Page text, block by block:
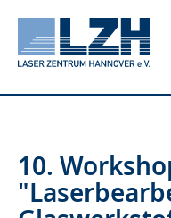
main
10.